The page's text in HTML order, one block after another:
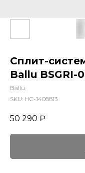
Сплит-
Ballu BSGRI-
Ballu
SKU: НС-1408813
50 290 ₽